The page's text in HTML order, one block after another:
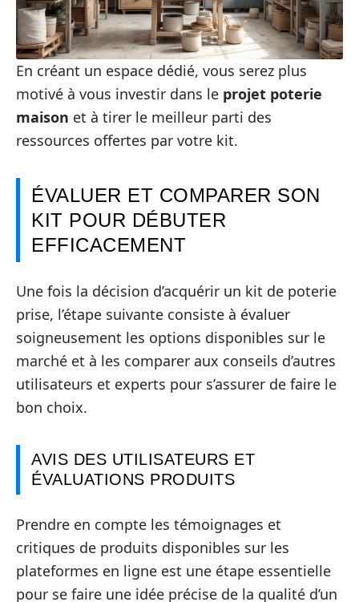
En créant un espace dédié, vous serez plus
motivé à vous investir dans le projet poterie
maison et à tirer le meilleur parti des
ressources offertes par votre kit.
ÉVALUER ET COMPARER SON
KIT POUR DÉBUTER
EFFICACEMENT
Une fois la décision d’acquérir un kit de poterie
prise, l’étape suivante consiste à évaluer
soigneusement les options disponibles sur le
marché et à les comparer aux conseils d’autres
utilisateurs et experts pour s’assurer de faire le
bon choix.
AVIS DES UTILISATEURS ET
ÉVALUATIONS PRODUITS
Prendre en compte les témoignages et
critiques de produits disponibles sur les
plateformes en ligne est une étape essentielle
pour se faire une idée précise de la qualité d’un